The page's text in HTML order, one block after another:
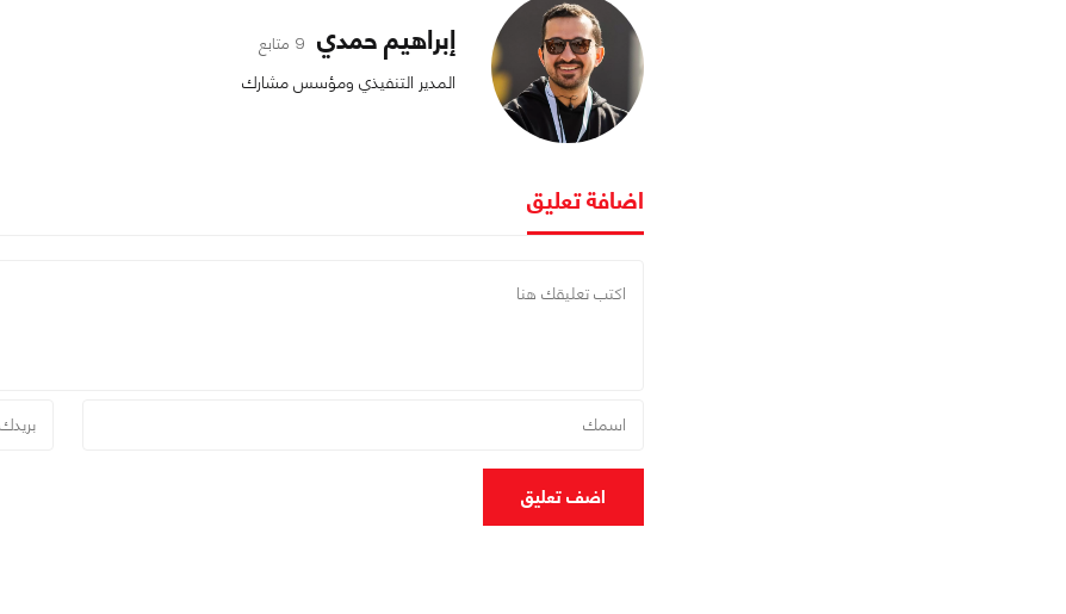
إبراهيم حمدي 9 متابع
المدير التنفيذي ومؤسس مشارك
اضافة تعليق
اضف تعليق